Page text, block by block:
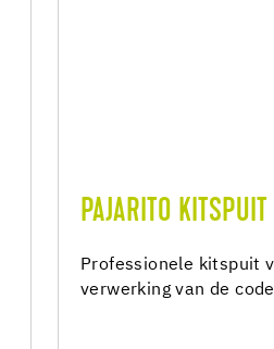
PAJARITO
Professionele kitspuit
verwerking van de